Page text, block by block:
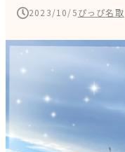
子育て
障がい
障が
施設一覧
会社概要
お知らせ
採用情報
2023/10/5ぴっぴ名取